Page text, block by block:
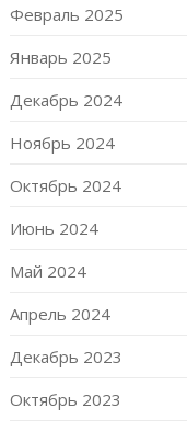
Февраль 2025
Январь 2025
Декабрь 2024
Ноябрь 2024
Октябрь 2024
Июнь 2024
Май 2024
Апрель 2024
Декабрь 2023
Октябрь 2023